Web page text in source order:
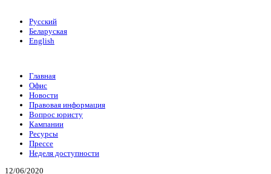
Русский
Беларуская
English
Главная
Офис
Новости
Правовая информация
Вопрос юристу
Кампании
Ресурсы
Прессе
Неделя доступности
12/06/2020